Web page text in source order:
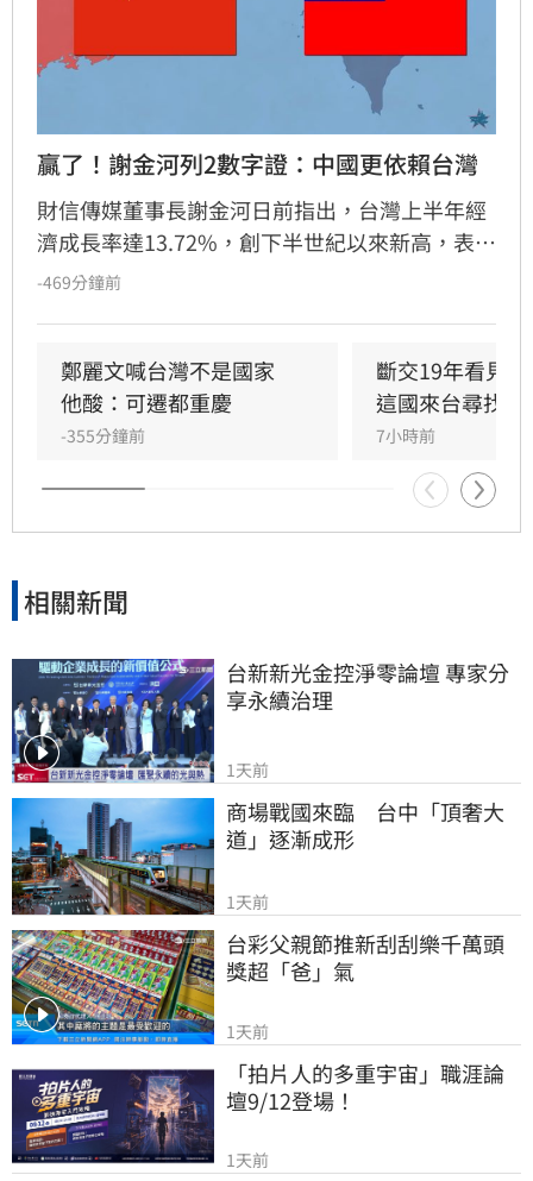
贏了！謝金河列2數字證：中國更依賴台灣
財信傳媒董事長謝金河日前指出，台灣上半年經
濟成長率達13.72%，創下半世紀以來新高，表現
遠優於中國與南韓。謝金河強調，數據顯示台灣
出口占比已升至32%，對中港出口則大幅下降，
顯示台灣產業積極佈局美國與新南向市場。面對
南韓貿易逆差與地緣政治挑戰，謝金河認為政府
應善用產業籌碼，持續優化出口佈局，並反駁長
期唱衰台灣經濟的言論，證實台灣在全球供應鏈
中仍佔據關鍵且不可替代的地位。
-469分鐘前
鄭麗文喊台灣不是國家
他酸：可遷都重慶
-355分鐘前
斷交19年看見
這國來台尋找商
7小時前
相關新聞
台新新光金控淨零論壇 專家分
享永續治理
1天前
商場戰國來臨　台中「頂奢大
道」逐漸成形
1天前
台彩父親節推新刮刮樂千萬頭
獎超「爸」氣
1天前
「拍片人的多重宇宙」職涯論
壇9/12登場！
1天前